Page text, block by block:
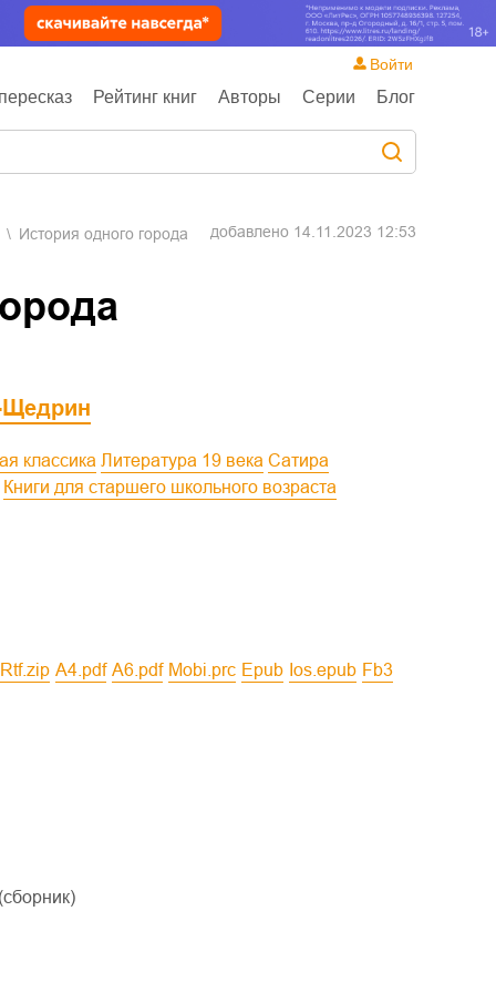
Рейтинг книг Авторы Серии Блог
Войти
История одного города добавлено 14.11.2023 12:53
Щедрин
классика Литература 19 века
Сатира
Книги для старшего школьного возраста
rtf.zip a4.pdf a6.pdf mobi.prc epub ios.epub fb3